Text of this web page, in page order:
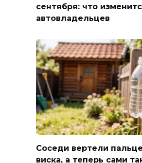
сентября: что
автовладельцев
Соседи вертели
виска, а теперь сами